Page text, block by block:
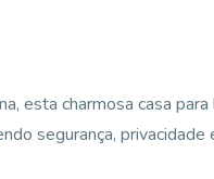
esta charmosa casa
segurança,